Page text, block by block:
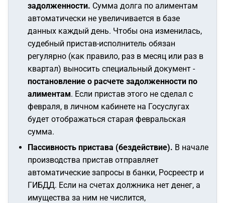
задолженности. Сумма долга по алиментам
автоматически не увеличивается в базе
данных каждый день. Чтобы она изменилась,
судебный пристав-исполнитель обязан
регулярно (как правило, раз в месяц или раз в
квартал) выносить специальный документ -
постановление о расчете задолженности по
алиментам. Если пристав этого не сделал с
февраля, в личном кабинете на Госуслугах
будет отображаться старая февральская
сумма.
Пассивность пристава (бездействие). В начале
производства пристав отправляет
автоматические запросы в банки, Росреестр и
ГИБДД. Если на счетах должника нет денег, а
имущества за ним не числится,